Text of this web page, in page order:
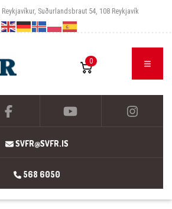
Suðurlandsbraut 54, 108 Reykjavík
0
SVFR@SVFR.IS
568 6050